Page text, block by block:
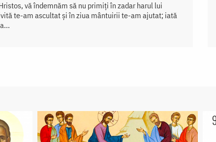
vă îndemnăm să nu primiți în zadar harul lui
te-am ascultat și în ziua mântuirii te-am ajutat; iată